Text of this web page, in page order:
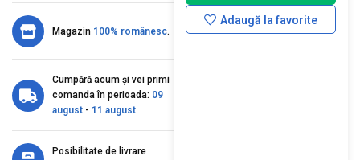
Magazin 100% românesc.
Cumpără acum și vei primi
comanda în perioada: 09
august - 11 august.
Posibilitate de livrare
Adaugă la favorite